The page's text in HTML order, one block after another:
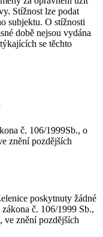
Stížnost lze podat
subjektu. O stížnosti
době nejsou vydána
se těchto
č. 106/1999Sb., o
znění pozdějších
poskytnuty žádné
č. 106/1999 Sb.,
ve znění pozdějších